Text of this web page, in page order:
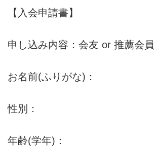
【入会申請書】
申し込み内容：会友 or 推薦会
お名前(ふりがな)：
性別：
年齢(学年)：